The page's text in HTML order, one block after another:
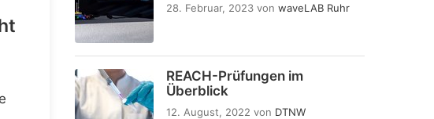
28. Februar, 2023 von waveLAB Ruhr
REACH-Prüfungen im
Überblick
12. August, 2022 von DTNW